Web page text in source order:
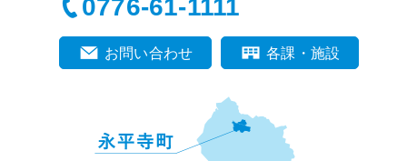
0776-61-1111
お問い合わせ 各課・施設